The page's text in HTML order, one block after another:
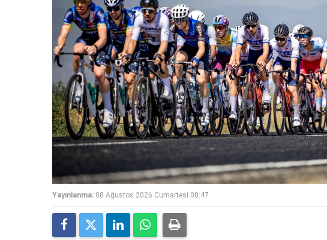
Yayınlanma: 08 Ağustos 2026 Cumartesi 08:47